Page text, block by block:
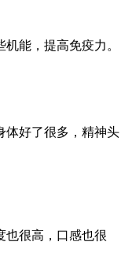
能，提高免疫力。
体好了很多，精神头
也很高，口感也很